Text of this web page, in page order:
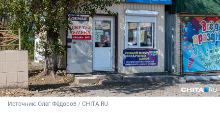
Источник: Олег Фёдоров / CHITA.RU